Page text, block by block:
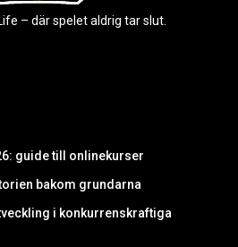
– där spelet aldrig tar slut.
guide till onlinekurser
bakom grundarna
i konkurrenskraftiga